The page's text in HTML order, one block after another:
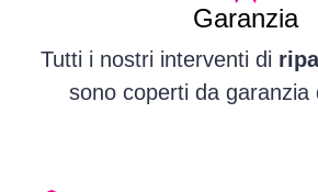
Garanzia
Tutti i nostri interventi di
sono coperti da garanzia